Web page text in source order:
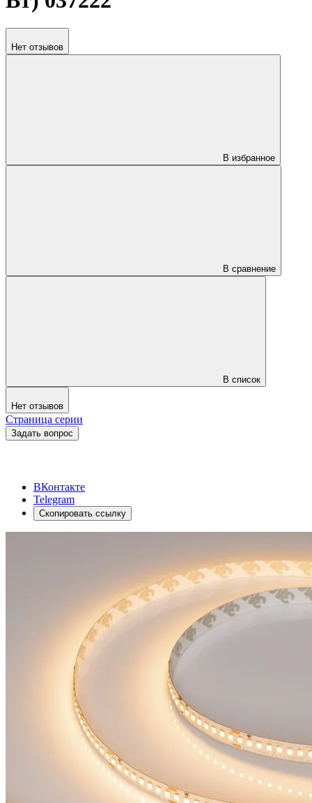
Нет отзывов
В избранное
В сравнение
В список
Нет отзывов
Страница серии
Задать вопрос
ВКонтакте
Telegram
Скопировать ссылку